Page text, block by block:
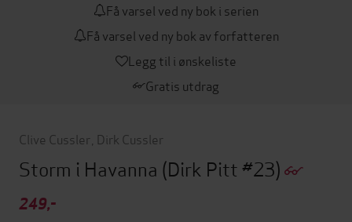
Få varsel ved ny bok i serien
Få varsel ved ny bok av forfatteren
Legg til i ønskeliste
Gratis utdrag
Clive Cussler Dirk Cussler
Storm i Havanna (Dirk Pitt #23)
249,-